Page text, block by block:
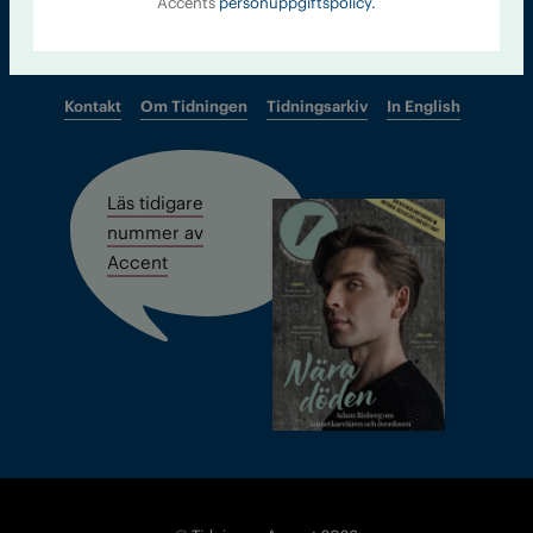
Kontakt Om Tidningen Tidningsarkiv In English
Läs tidigare
nummer av
Accent